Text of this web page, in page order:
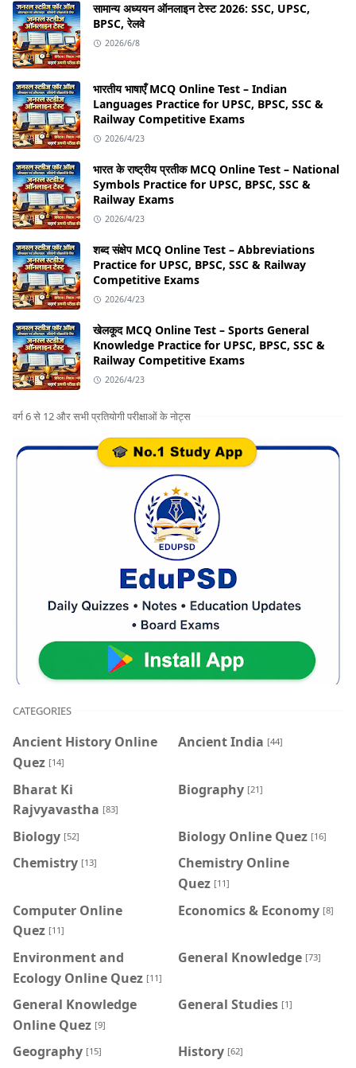
सामान्य अध्ययन ऑनलाइन टेस्ट 2026: SSC, UPSC,
BPSC, रेलवे
2026/6/8
भारतीय भाषाएँ MCQ Online Test – Indian
Languages Practice for UPSC, BPSC, SSC &
Railway Competitive Exams
2026/4/23
भारत के राष्ट्रीय प्रतीक MCQ Online Test – National
Symbols Practice for UPSC, BPSC, SSC &
Railway Exams
2026/4/23
शब्द संक्षेप MCQ Online Test – Abbreviations
Practice for UPSC, BPSC, SSC & Railway
Competitive Exams
2026/4/23
खेलकूद MCQ Online Test – Sports General
Knowledge Practice for UPSC, BPSC, SSC &
Railway Competitive Exams
2026/4/23
वर्ग 6 से 12 और सभी प्रतियोगी परीक्षाओं के नोट्स
CATEGORIES
Ancient History Online
Quez [14]
Ancient India [44]
Bharat Ki
Rajvyavastha [83]
Biography [21]
Biology [52] Biology Online Quez [16]
Chemistry [13]
Chemistry Online
Quez [11]
Computer Online
Quez [11]
Economics & Economy [8]
Environment and
Ecology Online Quez [11]
General Knowledge [73]
General Knowledge
Online Quez [9]
General Studies [1]
Geography [15] History [62]